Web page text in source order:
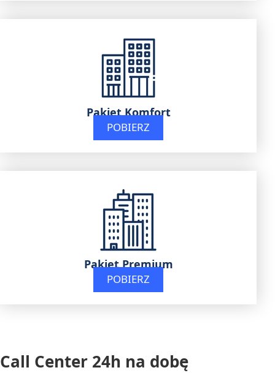
Pakiet Komfort
POBIERZ
Pakiet Premium
POBIERZ
Call Center 24h na dobę